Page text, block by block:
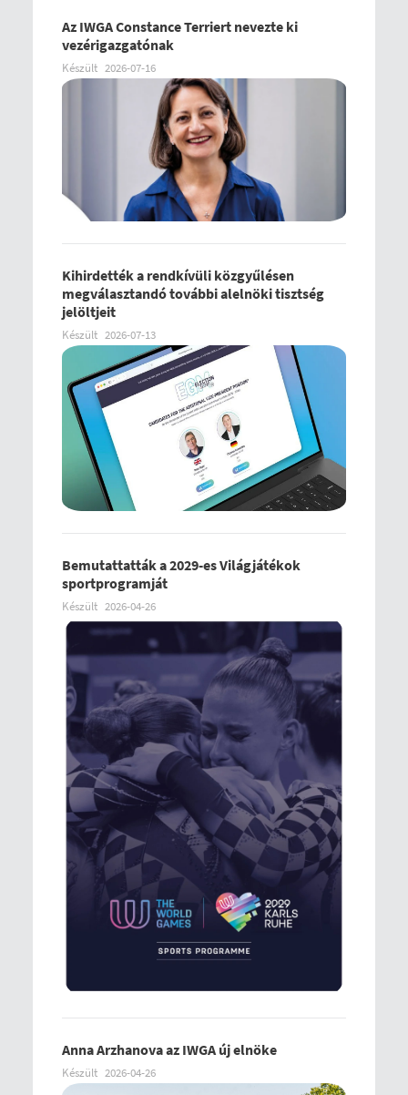
Az IWGA Constance Terriert nevezte ki
vezérigazgatónak
Készült 2026-07-16
Kihirdették a rendkívüli közgyűlésen
megválasztandó további alelnöki tisztség
jelöltjeit
Készült 2026-07-13
Bemutattatták a 2029-es Világjátékok
sportprogramját
Készült 2026-04-26
Anna Arzhanova az IWGA új elnöke
Készült 2026-04-26